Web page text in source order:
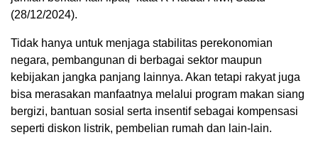
(28/12/2024).
Tidak hanya untuk menjaga stabilitas perekonomian
negara, pembangunan di berbagai sektor maupun
kebijakan jangka panjang lainnya. Akan tetapi rakyat juga
bisa merasakan manfaatnya melalui program makan siang
bergizi, bantuan sosial serta insentif sebagai kompensasi
seperti diskon listrik, pembelian rumah dan lain-lain.